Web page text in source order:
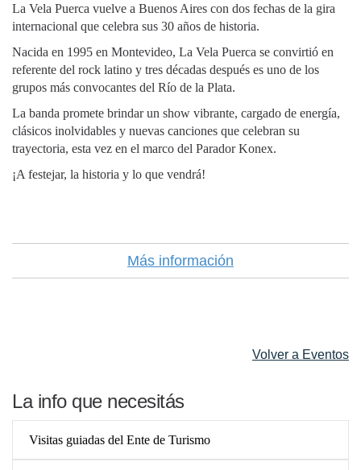
La Vela Puerca vuelve a Buenos Aires con dos fechas de la gira
internacional que celebra sus 30 años de historia.
Nacida en 1995 en Montevideo, La Vela Puerca se convirtió en
referente del rock latino y tres décadas después es uno de los
grupos más convocantes del Río de la Plata.
La banda promete brindar un show vibrante, cargado de energía,
clásicos inolvidables y nuevas canciones que celebran su
trayectoria, esta vez en el marco del Parador Konex.
¡A festejar, la historia y lo que vendrá!
Más información
Volver a Eventos
La info que necesitás
Visitas guiadas del Ente de Turismo